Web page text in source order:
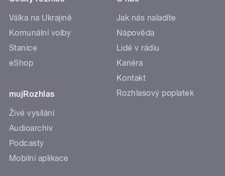
Válka na Ukrajině
Komunální volby
Stanice
eShop
mujRozhlas
Živé vysílání
Audioarchiv
Podcasty
Mobilní aplikace
Jak nás naladíte
Nápověda
Lidé v rádiu
Kariéra
Kontakt
Rozhlasový poplatek